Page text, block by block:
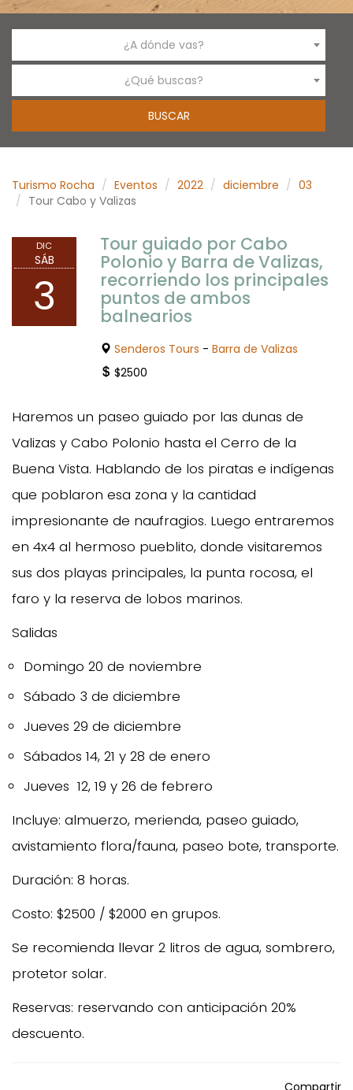
¿A dónde vas?
¿Qué buscas?
Turismo Rocha Eventos 2022 diciembre
03
Tour Cabo y Valizas
DIC
SÁB
3
Tour guiado por Cabo
Polonio y Barra de Valizas,
recorriendo los principales
puntos de ambos
balnearios
Senderos Tours - Barra de Valizas
$2500
Haremos un paseo guiado por las dunas de
Valizas y Cabo Polonio hasta el Cerro de la
Buena Vista. Hablando de los piratas e indígenas
que poblaron esa zona y la cantidad
impresionante de naufragios. Luego entraremos
en 4x4 al hermoso pueblito, donde visitaremos
sus dos playas principales, la punta rocosa, el
faro y la reserva de lobos marinos.
Salidas
Domingo 20 de noviembre
Sábado 3 de diciembre
Jueves 29 de diciembre
Sábados 14, 21 y 28 de enero
Jueves 12, 19 y 26 de febrero
Incluye: almuerzo, merienda, paseo guiado,
avistamiento flora/fauna, paseo bote, transporte.
Duración: 8 horas.
Costo: $2500 / $2000 en grupos.
Se recomienda llevar 2 litros de agua, sombrero,
protetor solar.
Reservas: reservando con anticipación 20%
descuento.
Compartir